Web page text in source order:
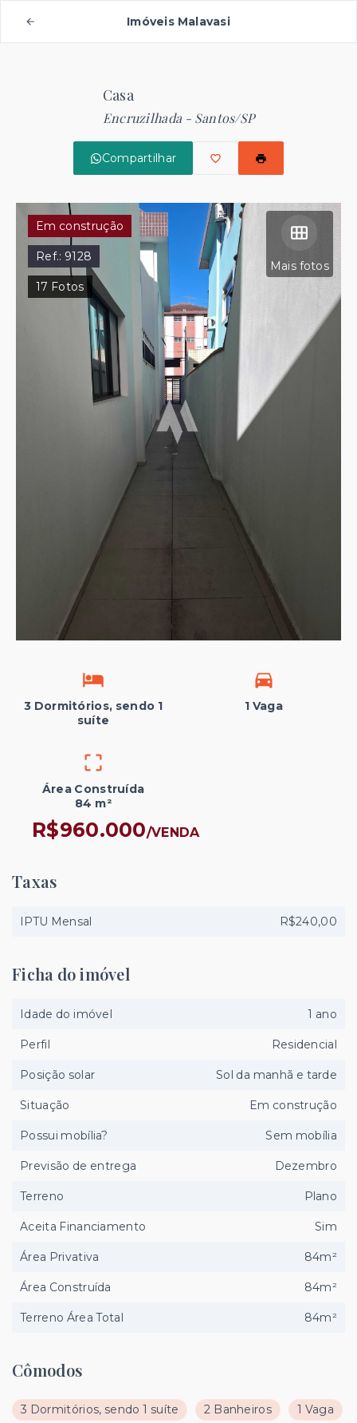
Imóveis Malavasi
Casa
Encruzilhada - Santos/SP
Compartilhar
Mais fotos
Em construção
Ref.: 9128
17 Fotos
3 Dormitórios, sendo 1
suíte
1 Vaga
Área Construída
84 m²
R$960.000/VENDA
Cômodos
3 Dormitórios, sendo 1 suíte 2 Banheiros 1 Vaga
Taxas
IPTU Mensal R$240,00
Ficha do imóvel
Idade do imóvel 1 ano
Perfil Residencial
Posição solar Sol da manhã e tarde
Situação Em construção
Possui mobília? Sem mobília
Previsão de entrega Dezembro
Terreno Plano
Aceita Financiamento Sim
Área Privativa 84m²
Área Construída 84m²
Terreno Área Total 84m²